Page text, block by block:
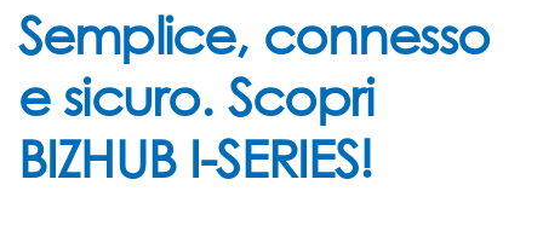
Semplice, connesso
e sicuro. Scopri
BIZHUB I-SERIES!